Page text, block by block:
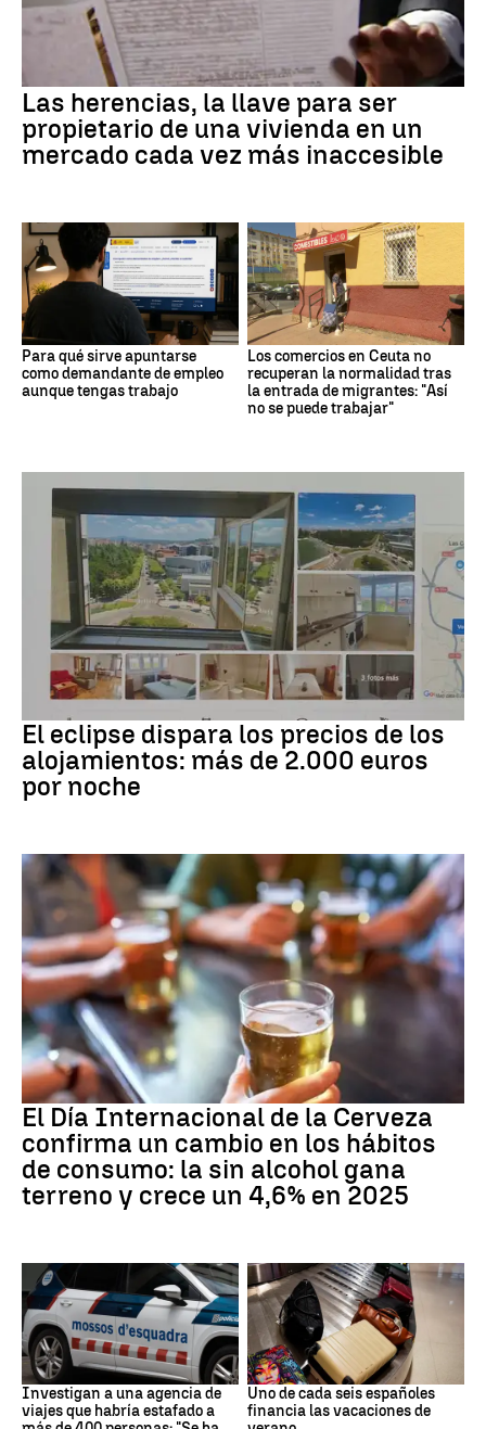
Las herencias, la llave para ser
propietario de una vivienda en un
mercado cada vez más inaccesible
Para qué sirve apuntarse
como demandante de empleo
aunque tengas trabajo
Los comercios en Ceuta no
recuperan la normalidad tras
la entrada de migrantes: "Así
no se puede trabajar"
Eclipse solar
El eclipse dispara los precios de los
alojamientos: más de 2.000 euros
por noche
Día Internacional Cerveza
El Día Internacional de la Cerveza
confirma un cambio en los hábitos
de consumo: la sin alcohol gana
terreno y crece un 4,6% en 2025
Estafa
Investigan a una agencia de
viajes que habría estafado a
Subida precios
Uno de cada seis españoles
financia las vacaciones de